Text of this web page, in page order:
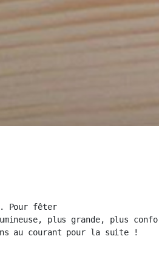
Pour fêter
plus grande, plus